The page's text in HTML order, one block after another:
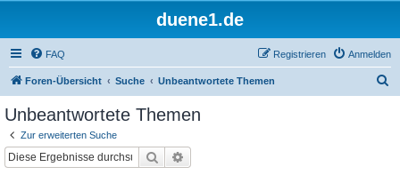
duene1.de
FAQ Anmelden
Registrieren
Foren-Übersicht Suche Unbeantwortete Themen
Unbeantwortete Themen
Zur erweiterten Suche
Suche